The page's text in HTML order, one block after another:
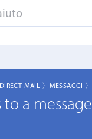
MAIL 〉 MESSAGGI 〉
a